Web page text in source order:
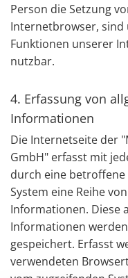
Person die Setzung
Internetbrowser,
Funktionen unserer
nutzbar.
4. Erfassung von
Informationen
Die Internetseite der
GmbH" erfasst mit
durch eine
System eine Reihe
Informationen. Diese
Informationen
gespeichert. Erfasst
verwendeten